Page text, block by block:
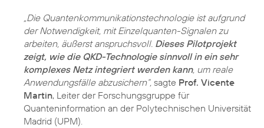
„Die Quantenkommunikationstechnologie ist aufgrund
der Notwendigkeit, mit Einzelquanten-Signalen zu
arbeiten, äußerst anspruchsvoll. Dieses Pilotprojekt
zeigt, wie die QKD-Technologie sinnvoll in ein sehr
komplexes Netz integriert werden kann, um reale
Anwendungsfälle abzusichern“, sagte Prof. Vicente
Martin, Leiter der Forschungsgruppe für
Quanteninformation an der Polytechnischen Universität
Madrid (UPM).